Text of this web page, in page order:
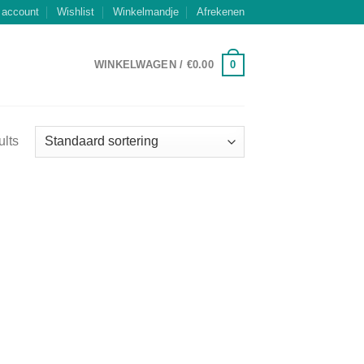
Wishlist Winkelmandje Afrekenen
WINKELWAGEN / €0.00 0